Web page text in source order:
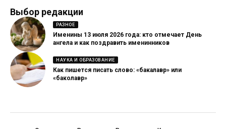
Выбор редакции
РАЗНОЕ
Именины 13 июля 2026 года: кто отмечает День
ангела и как поздравить именинников
НАУКА И ОБРАЗОВАНИЕ
Как пишется писать слово: «бакалавр» или
«баколавр»